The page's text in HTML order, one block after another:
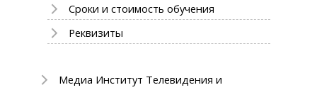
Сроки и стоимость обучения
Реквизиты
Медиа Институт Телевидения и